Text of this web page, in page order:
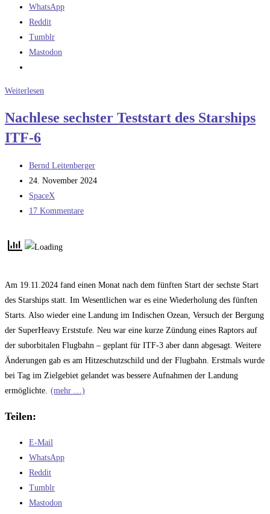
WhatsApp
Reddit
Tumblr
Mastodon
Weiterlesen
Nachlese sechster Teststart des Starships
ITF-6
Beitrags-
Autor:
Bernd Leitenberger
Beitrag
veröffentlicht:
24. November 2024
Beitrags-
Kategorie:
SpaceX
Beitrags-
17 Kommentare
Am 19.11.2024 fand einen Monat nach dem fünften Start der sechste Start
des Starships statt. Im Wesentlichen war es eine Wiederholung des fünften
Starts. Also wieder eine Landung im Indischen Ozean, Versuch der Bergung
der SuperHeavy Erststufe. Neu war eine kurze Zündung eines Raptors auf
der suborbitalen Flugbahn – geplant für ITF-3 aber dann abgesagt. Weitere
Änderungen gab es am Hitzeschutzschild und der Flugbahn. Erstmals wurde
bei Tag im Zielgebiet gelandet was bessere Aufnahmen der Landung
ermöglichte. (mehr …)
Teilen:
E-Mail
WhatsApp
Reddit
Tumblr
Mastodon